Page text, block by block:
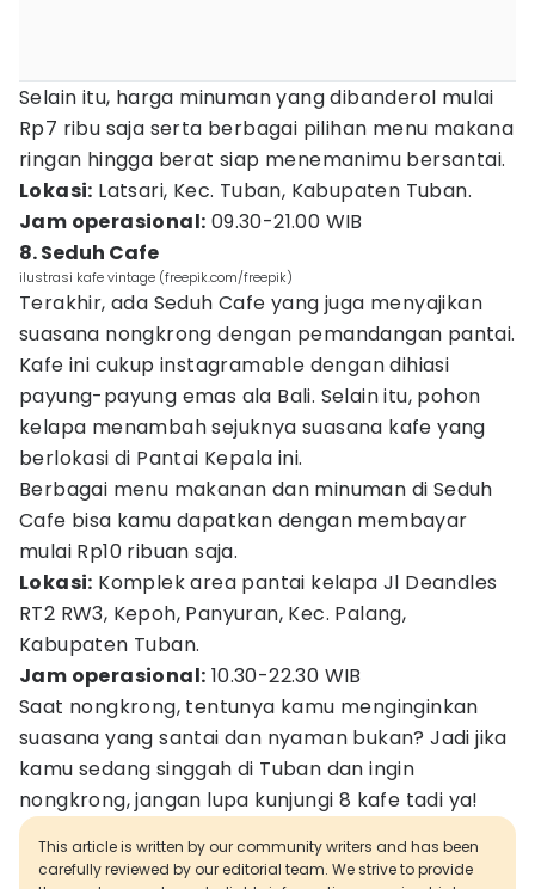
Selain itu, harga minuman yang dibanderol mulai
Rp7 ribu saja serta berbagai pilihan menu makana
ringan hingga berat siap menemanimu bersantai.
Lokasi: Latsari, Kec. Tuban, Kabupaten Tuban.
Jam operasional: 09.30-21.00 WIB
8. Seduh Cafe
ilustrasi kafe vintage (freepik.com/freepik)
Terakhir, ada Seduh Cafe yang juga menyajikan
suasana nongkrong dengan pemandangan pantai.
Kafe ini cukup instagramable dengan dihiasi
payung-payung emas ala Bali. Selain itu, pohon
kelapa menambah sejuknya suasana kafe yang
berlokasi di Pantai Kepala ini.
Berbagai menu makanan dan minuman di Seduh
Cafe bisa kamu dapatkan dengan membayar
mulai Rp10 ribuan saja.
Lokasi: Komplek area pantai kelapa Jl Deandles
RT2 RW3, Kepoh, Panyuran, Kec. Palang,
Kabupaten Tuban.
Jam operasional: 10.30-22.30 WIB
Saat nongkrong, tentunya kamu menginginkan
suasana yang santai dan nyaman bukan? Jadi jika
kamu sedang singgah di Tuban dan ingin
nongkrong, jangan lupa kunjungi 8 kafe tadi ya!
This article is written by our community writers and has been
carefully reviewed by our editorial team. We strive to provide